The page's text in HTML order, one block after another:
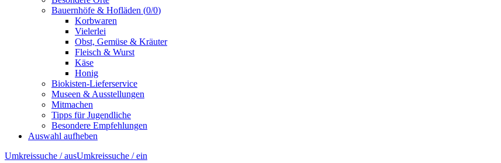
Bauernhöfe & Hofläden (0/0)
Korbwaren
Vielerlei
Obst, Gemüse & Kräuter
Fleisch & Wurst
Käse
Honig
Biokisten-Lieferservice
Museen & Ausstellungen
Mitmachen
Tipps für Jugendliche
Besondere Empfehlungen
Auswahl aufheben
Umkreissuche / ausUmkreissuche / ein